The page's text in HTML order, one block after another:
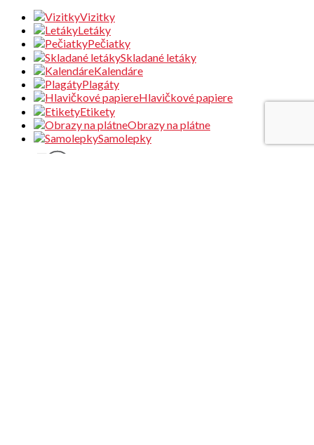
Vizitky
Letáky
Pečiatky
Skladané letáky
Kalendáre
Plagáty
Hlavičkové papiere
Etikety
Obrazy na plátne
Samolepky